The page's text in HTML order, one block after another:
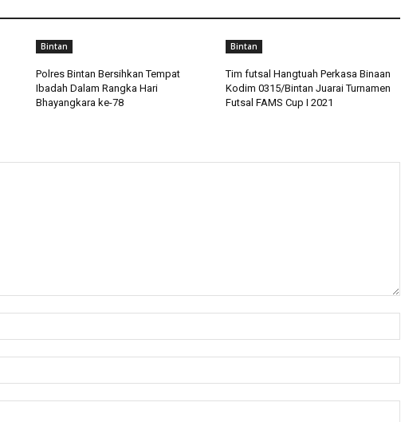
Bintan
Polres Bintan Bersihkan Tempat
Ibadah Dalam Rangka Hari
Bhayangkara ke-78
Bintan
Tim futsal Hangtuah Perkasa Binaan
Kodim 0315/Bintan Juarai Turnamen
Futsal FAMS Cup I 2021